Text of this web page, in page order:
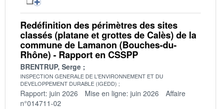
Redéfinition des périmètres des sites
classés (platane et grottes de Calès) de la
commune de Lamanon (Bouches-du-
Rhône) - Rapport en CSSPP
BRENTRUP, Serge
INSPECTION GENERALE DE L'ENVIRONNEMENT ET DU
DEVELOPPEMENT DURABLE (IGEDD)
Rapport: juin 2026 Mise en ligne: juin 2026
Affaire
n°014711-02